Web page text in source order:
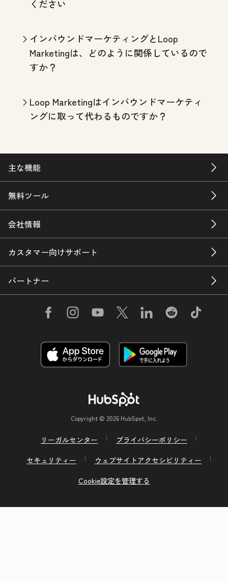
ください
インバウンドマーケティングとLoop
Marketingは、どのように関係しているので
すか？
Loop Marketingはインバウンドマーケティ
ングに取って代わるものですか？
主な機能
無料ツール
会社情報
カスタマー向けサポート
パートナー
Copyright © 2026 HubSpot, Inc.
リーガルセンター
プライバシーポリシー
セキュリティー
ウェブサイトアクセシビリティー
Cookie設定を管理する